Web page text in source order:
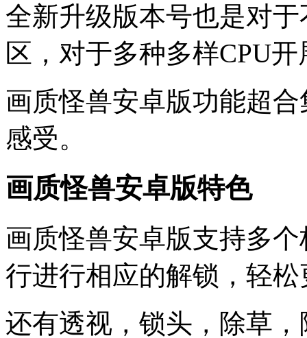
全新升级版本号也是对
区，对于多种多样CPU
画质怪兽安卓版功能超
感受。
画质怪兽安卓版特色
画质怪兽安卓版支持多
行进行相应的解锁，轻松
还有透视，锁头，除草